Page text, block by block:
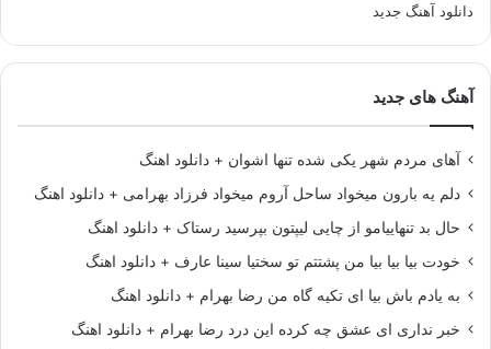
دانلود آهنگ جدید
آهنگ های جدید
آهای مردم شهر یکی شده تنها اشوان + دانلود اهنگ
دلم یه بارون میخواد ساحل آروم میخواد فرزاد بهرامی + دانلود اهنگ
حال بد تنهاییامو از چایی لیپتون بپرسید رستاک + دانلود اهنگ
خودت بیا بیا بیا من پشتتم تو سختیا سینا عارف + دانلود اهنگ
به یادم باش بیا ای تکیه گاه من رضا بهرام + دانلود اهنگ
خبر نداری ای عشق چه کرده این درد رضا بهرام + دانلود اهنگ